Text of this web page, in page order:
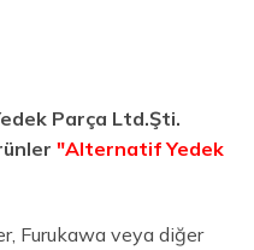
Parça Ltd.Şti.
"Alternatif Yedek
Furukawa veya diğer